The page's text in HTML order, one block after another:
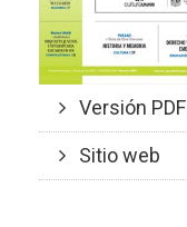
Versión PDF
Sitio web